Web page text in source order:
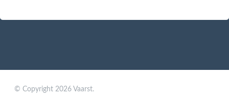
© Copyright 2026 Vaarst.